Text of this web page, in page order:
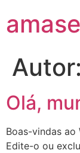
Autor:
Olá,
Boas-vindas ao
Edite-o ou